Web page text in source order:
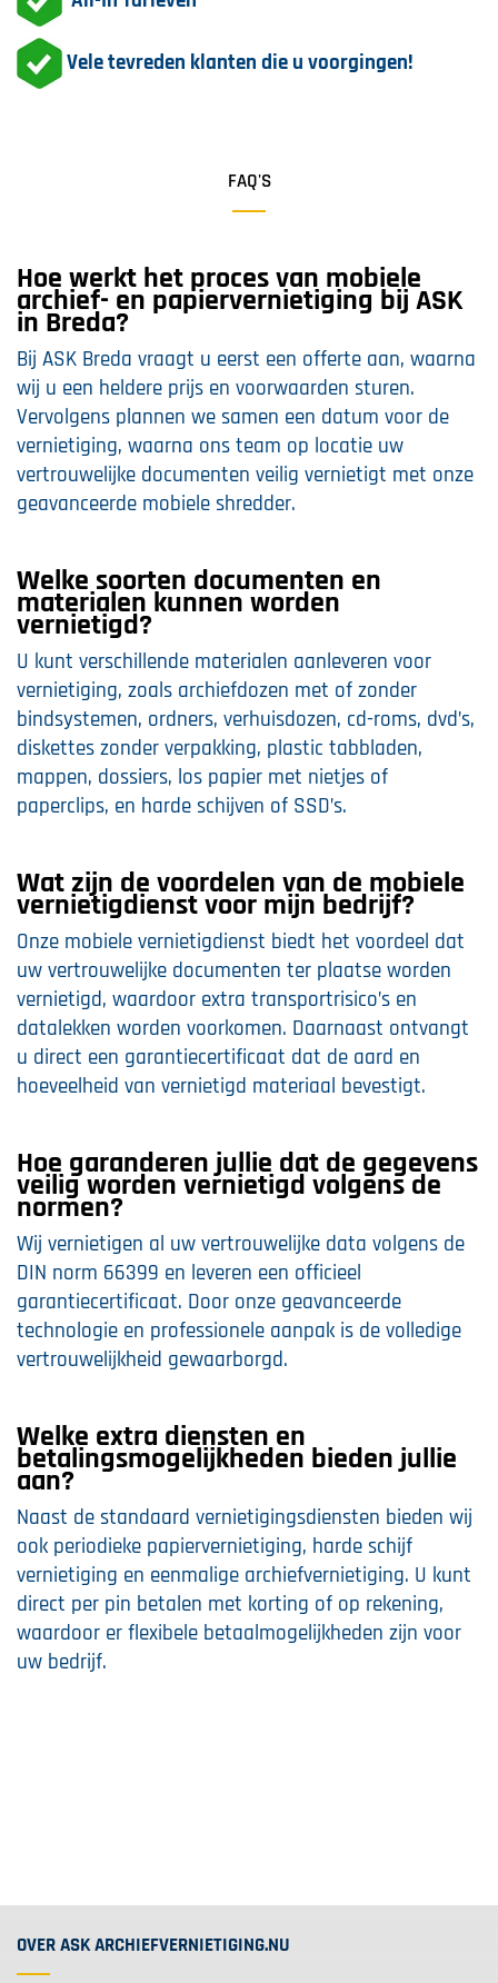
Vele tevreden klanten die u voorgingen!
FAQ'S
Hoe werkt het proces van mobiele
archief- en papiervernietiging bij ASK
in Breda?
Bij ASK Breda vraagt u eerst een offerte aan, waarna
wij u een heldere prijs en voorwaarden sturen.
Vervolgens plannen we samen een datum voor de
vernietiging, waarna ons team op locatie uw
vertrouwelijke documenten veilig vernietigt met onze
geavanceerde mobiele shredder.
Welke soorten documenten en
materialen kunnen worden
vernietigd?
U kunt verschillende materialen aanleveren voor
vernietiging, zoals archiefdozen met of zonder
bindsystemen, ordners, verhuisdozen, cd-roms, dvd’s,
diskettes zonder verpakking, plastic tabbladen,
mappen, dossiers, los papier met nietjes of
paperclips, en harde schijven of SSD’s.
Wat zijn de voordelen van de mobiele
vernietigdienst voor mijn bedrijf?
Onze mobiele vernietigdienst biedt het voordeel dat
uw vertrouwelijke documenten ter plaatse worden
vernietigd, waardoor extra transportrisico’s en
datalekken worden voorkomen. Daarnaast ontvangt
u direct een garantiecertificaat dat de aard en
hoeveelheid van vernietigd materiaal bevestigt.
Hoe garanderen jullie dat de gegevens
veilig worden vernietigd volgens de
normen?
Wij vernietigen al uw vertrouwelijke data volgens de
DIN norm 66399 en leveren een officieel
garantiecertificaat. Door onze geavanceerde
technologie en professionele aanpak is de volledige
vertrouwelijkheid gewaarborgd.
Welke extra diensten en
betalingsmogelijkheden bieden jullie
aan?
Naast de standaard vernietigingsdiensten bieden wij
ook periodieke papiervernietiging, harde schijf
vernietiging en eenmalige archiefvernietiging. U kunt
direct per pin betalen met korting of op rekening,
waardoor er flexibele betaalmogelijkheden zijn voor
uw bedrijf.
OVER ASK ARCHIEFVERNIETIGING.NU